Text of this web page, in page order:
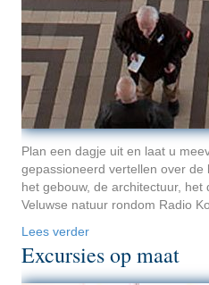
Plan een dagje uit en laat u
gepassioneerd vertellen over de
het gebouw, de architectuur, het
Veluwse natuur rondom Radio
Lees verder
Excursies op maat